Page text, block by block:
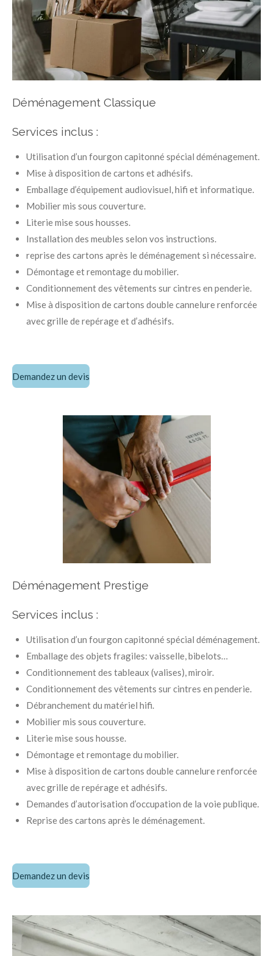
Déménagement Classique
Services inclus :
Utilisation d’un fourgon capitonné spécial déménagement.
Mise à disposition de cartons et adhésifs.
Emballage d’équipement audiovisuel, hifi et informatique.
Mobilier mis sous couverture.
Literie mise sous housses.
Installation des meubles selon vos instructions.
reprise des cartons après le déménagement si nécessaire.
Démontage et remontage du mobilier.
Conditionnement des vêtements sur cintres en penderie.
Mise à disposition de cartons double cannelure renforcée
avec grille de repérage et d’adhésifs.
Demandez un devis
Déménagement Prestige
Services inclus :
Utilisation d’un fourgon capitonné spécial déménagement.
Emballage des objets fragiles: vaisselle, bibelots…
Conditionnement des tableaux (valises), miroir.
Conditionnement des vêtements sur cintres en penderie.
Débranchement du matériel hifi.
Mobilier mis sous couverture.
Literie mise sous housse.
Démontage et remontage du mobilier.
Mise à disposition de cartons double cannelure renforcée
avec grille de repérage et adhésifs.
Demandes d’autorisation d’occupation de la voie publique.
Reprise des cartons après le déménagement.
Demandez un devis